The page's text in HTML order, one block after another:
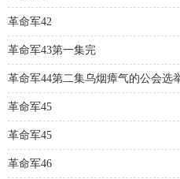
革命军42
革命军43第一集完
革命军44第二集乌烟瘴气的公会选
革命军45
革命军45
革命军46